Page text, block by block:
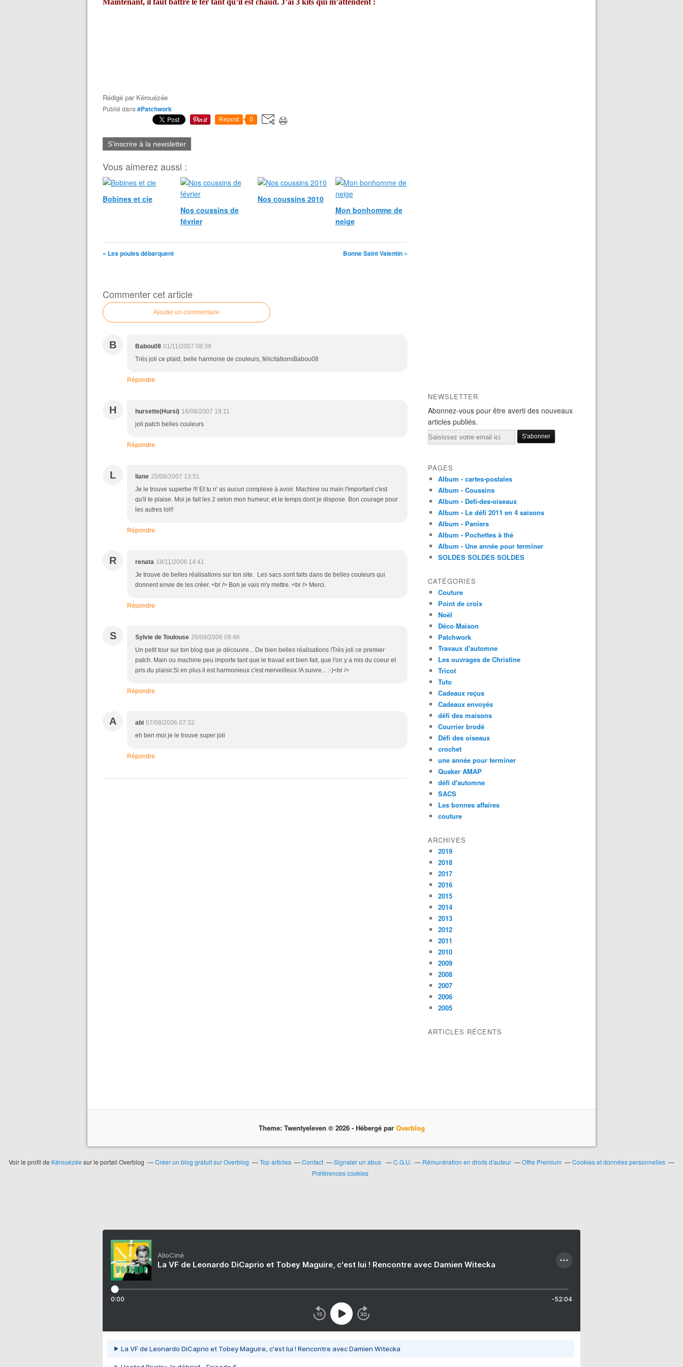
Maintenant, il faut battre le fer tant qu’il est chaud. J’ai 3 kits qui m’attendent :
Rédigé par Kérouézée
Publié dans#Patchwork
Repost 0
S'inscrire à la newsletter
Vous aimerez aussi :
Bobines et cie
Nos coussins de
février
Nos coussins 2010
Mon bonhomme de
neige
« Les poules débarquent Bonne Saint Valentin »
Commenter cet article
Ajouter un commentaire
B Babou08 01/11/2007 08:39
Trés joli ce plaid, belle harmonie de couleurs, félicitationsBabou08
Répondre
H hursette(Hursi) 16/08/2007 19:11
joli patch belles couleurs
Répondre
L liane 20/06/2007 13:51
Je le trouve superbe !!! Et tu n' as aucun complexe à avoir. Machine ou main l'important c'est
qu'il te plaise. Moi je fait les 2 selon mon humeur, et le temps dont je dispose. Bon courage pour
les autres lol!!
Répondre
R renata 18/11/2006 14:41
Je trouve de belles réalisations sur ton site. Les sacs sont faits dans de belles couleurs qui
donnent envie de les créer. <br /> Bon je vais m'y mettre. <br /> Merci.
Répondre
S Sylvie de Toulouse 26/09/2006 09:46
Un petit tour sur ton blog que je découvre... De bien belles réalisations !Très joli ce premier
patch. Main ou machine peu importe tant que le travail est bien fait, que l'on y a mis du coeur et
pris du plaisir.Si en plus il est harmonieux c'est merveilleux !A suivre... :-)<br />
Répondre
A abi 07/08/2006 07:32
eh ben moi je le trouve super joli
Répondre
NEWSLETTER
Abonnez-vous pour être averti des nouveaux
articles publiés.
Email
PAGES
Album - cartes-postales
Album - Coussins
Album - Defi-des-oiseaux
Album - Le défi 2011 en 4 saisons
Album - Paniers
Album - Pochettes à thé
Album - Une année pour terminer
SOLDES SOLDES SOLDES
CATÉGORIES
Couture
Point de croix
Noël
Déco Maison
Patchwork
Travaux d'automne
Les ouvrages de Christine
Tricot
Tuto
Cadeaux reçus
Cadeaux envoyés
défi des maisons
Courrier brodé
Défi des oiseaux
crochet
une année pour terminer
Quaker AMAP
défi d'automne
SACS
Les bonnes affaires
couture
ARCHIVES
2019
2018
2017
2016
2015
2014
2013
2012
2011
2010
2009
2008
2007
2006
2005
ARTICLES RÉCENTS
Theme: Twentyeleven © 2026 - Hébergé par Overblog
Voir le profil de Kérouézée sur le portail Overblog Créer un blog gratuit sur Overblog Top articles Contact Signaler un abus C.G.U. Rémunération en droits d'auteur Offre Premium
Cookies et données personnelles
Préférences cookies
AlloCiné
La VF de Leonardo DiCaprio et Tobey Maguire, c'est lui ! Rencontre avec Damien Witecka
0:00 -52:04
La VF de Leonardo DiCaprio et Tobey Maguire, c'est lui ! Rencontre avec Damien Witecka